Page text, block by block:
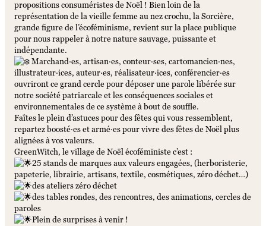
propositions consuméristes de Noël ! Bien loin de la
représentation de la vieille femme au nez crochu, la Sorcière,
grande figure de l’écoféminisme, revient sur la place publique
pour nous rappeler à notre nature sauvage, puissante et
indépendante.
Marchand·es, artisan·es, conteur·ses, cartomancien·nes,
illustrateur·ices, auteur·es, réalisateur·ices, conférencier·es
ouvriront ce grand cercle pour déposer une parole libérée sur
notre société patriarcale et les conséquences sociales et
environnementales de ce système à bout de souffle.
Faîtes le plein d’astuces pour des fêtes qui vous ressemblent,
repartez boosté·es et armé·es pour vivre des fêtes de Noël plus
alignées à vos valeurs.
GreenWitch, le village de Noël écoféministe c’est :
25 stands de marques aux valeurs engagées, (herboristerie,
papeterie, librairie, artisans, textile, cosmétiques, zéro déchet…)
des ateliers zéro déchet
des tables rondes, des rencontres, des animations, cercles de
paroles
Plein de surprises à venir !